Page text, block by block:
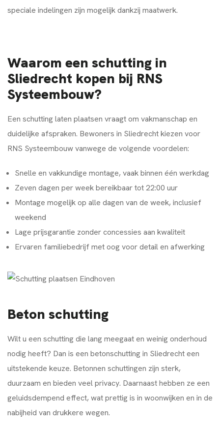
speciale indelingen zijn mogelijk dankzij maatwerk.
Waarom een schutting in
Sliedrecht kopen bij RNS
Systeembouw?
Een schutting laten plaatsen vraagt om vakmanschap en
duidelijke afspraken. Bewoners in Sliedrecht kiezen voor
RNS Systeembouw vanwege de volgende voordelen:
Snelle en vakkundige montage, vaak binnen één werkdag
Zeven dagen per week bereikbaar tot 22:00 uur
Montage mogelijk op alle dagen van de week, inclusief
weekend
Lage prijsgarantie zonder concessies aan kwaliteit
Ervaren familiebedrijf met oog voor detail en afwerking
Beton schutting
Wilt u een schutting die lang meegaat en weinig onderhoud
nodig heeft? Dan is een betonschutting in Sliedrecht een
uitstekende keuze. Betonnen schuttingen zijn sterk,
duurzaam en bieden veel privacy. Daarnaast hebben ze een
geluidsdempend effect, wat prettig is in woonwijken en in de
nabijheid van drukkere wegen.